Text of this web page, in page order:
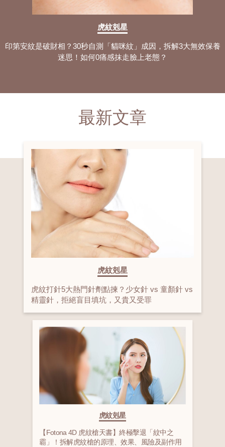
虎紋剋星
印第安紋是破財相？30秒自測「貓咪紋」成因，拆解3大無效保養
迷思！如何0痛感抹走臉上老態？
最新文章
虎紋剋星
虎紋打針5大熱門針劑點揀？少女針 vs 童顏針 vs
精靈針，拒絕盲目填坑，又貴又受罪
虎紋剋星
【Fotona 4D 虎紋槍天書】終極擊退「紋中之
霸」！拆解虎紋槍的原理、效果、風險及副作用